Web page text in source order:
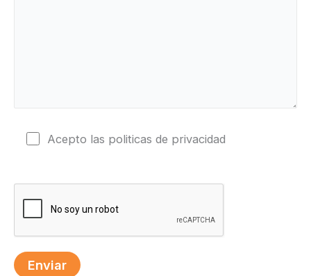
Acepto las politicas de privacidad